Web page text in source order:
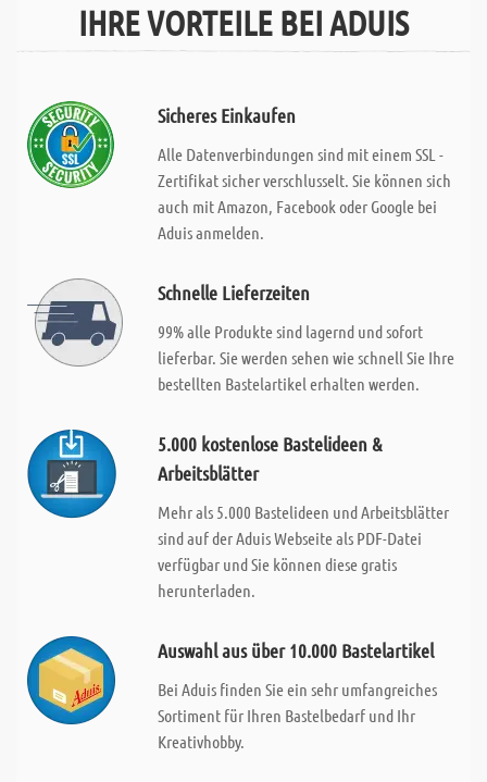
IHRE VORTEILE BEI ADUIS
Sicheres Einkaufen
Alle Datenverbindungen sind mit einem SSL -
Zertifikat sicher verschlusselt. Sie können sich
auch mit Amazon, Facebook oder Google bei
Aduis anmelden.
Schnelle Lieferzeiten
99% alle Produkte sind lagernd und sofort
lieferbar. Sie werden sehen wie schnell Sie Ihre
bestellten Bastelartikel erhalten werden.
5.000 kostenlose Bastelideen &
Arbeitsblätter
Mehr als 5.000 Bastelideen und Arbeitsblätter
sind auf der Aduis Webseite als PDF-Datei
verfügbar und Sie können diese gratis
herunterladen.
Auswahl aus über 10.000 Bastelartikel
Bei Aduis finden Sie ein sehr umfangreiches
Sortiment für Ihren Bastelbedarf und Ihr
Kreativhobby.